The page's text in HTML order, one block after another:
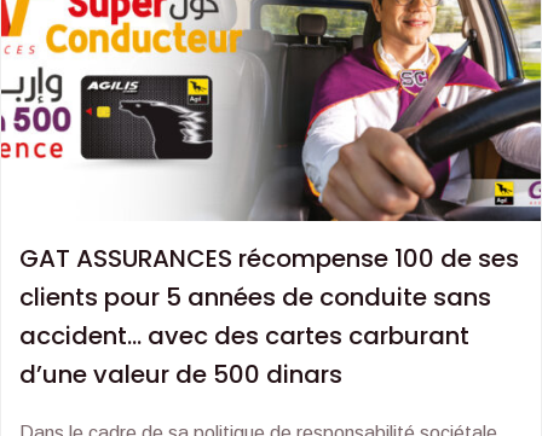
GAT ASSURANCES récompense 100 de ses
clients pour 5 années de conduite sans
accident… avec des cartes carburant
d’une valeur de 500 dinars